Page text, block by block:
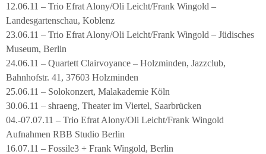
12.06.11 – Trio Efrat Alony/Oli Leicht/Frank Wingold –
Landesgartenschau, Koblenz
23.06.11 – Trio Efrat Alony/Oli Leicht/Frank Wingold – Jüdisches
Museum, Berlin
24.06.11 – Quartett Clairvoyance – Holzminden, Jazzclub,
Bahnhofstr. 41, 37603 Holzminden
25.06.11 – Solokonzert, Malakademie Köln
30.06.11 – shraeng, Theater im Viertel, Saarbrücken
04.-07.07.11 – Trio Efrat Alony/Oli Leicht/Frank Wingold
Aufnahmen RBB Studio Berlin
16.07.11 – Fossile3 + Frank Wingold, Berlin